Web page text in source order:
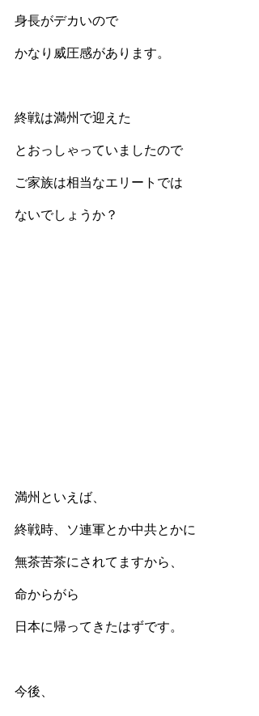
身長がデカいので
かなり威圧感があります。
終戦は満州で迎えた
とおっしゃっていましたので
ご家族は相当なエリートでは
ないでしょうか？
満州といえば、
終戦時、ソ連軍とか中共とかに
無茶苦茶にされてますから、
命からがら
日本に帰ってきたはずです。
今後、